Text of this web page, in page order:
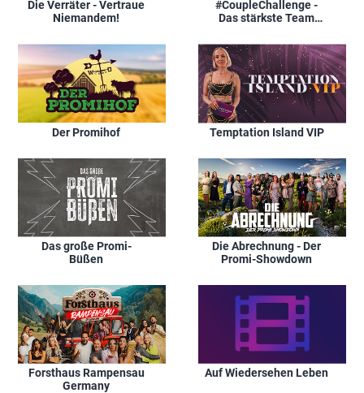
Die Verräter - Vertraue
Niemandem!
#CoupleChallenge -
Das stärkste Team
Der Promihof Temptation Island VIP
Das große Promi-
Büßen
Die Abrechnung - Der
Promi-Showdown
Forsthaus Rampensau
Germany
Auf Wiedersehen Leben